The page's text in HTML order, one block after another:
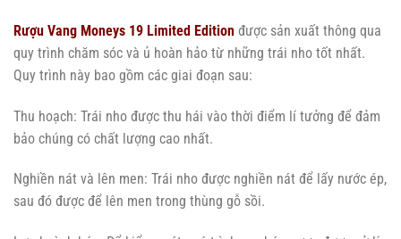
Rượu Vang Moneys 19 Limited Edition được sản xuất thông qua
quy trình chăm sóc và ủ hoàn hảo từ những trái nho tốt nhất.
Quy trình này bao gồm các giai đoạn sau:
Thu hoạch: Trái nho được thu hái vào thời điểm lí tưởng để đảm
bảo chúng có chất lượng cao nhất.
Nghiền nát và lên men: Trái nho được nghiền nát để lấy nước ép,
sau đó được để lên men trong thùng gỗ sồi.